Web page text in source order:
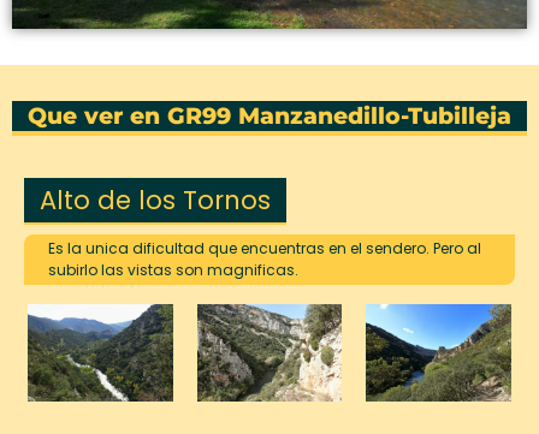
Que ver en GR99 Manzanedillo-Tubilleja
Alto de los Tornos
Es la unica dificultad que encuentras en el sendero. Pero al
subirlo las vistas son magnificas.